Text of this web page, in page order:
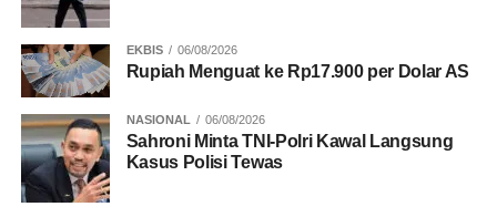
EKBIS 06/08/2026
Rupiah Menguat ke Rp17.900 per Dolar AS
NASIONAL 06/08/2026
Sahroni Minta TNI-Polri Kawal Langsung
Kasus Polisi Tewas